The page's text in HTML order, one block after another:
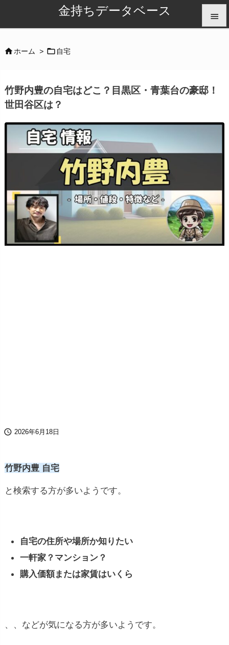
金持ちデータベース 


ホーム >  自宅
竹野内豊の自宅はどこ？目黒区・青葉台の豪邸！
世田谷区は？
 2026年6月18日
竹野内豊 自宅
と検索する方が多いようです。
自宅の住所や場所か知りたい
一軒家？マンション？
購入価額または家賃はいくら
、、などが気になる方が多いようです。